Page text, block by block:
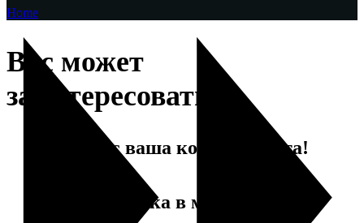
Home
Вас может
заинтересовать…
Сейчас ваша корзина пуста!
Новинка в магазине